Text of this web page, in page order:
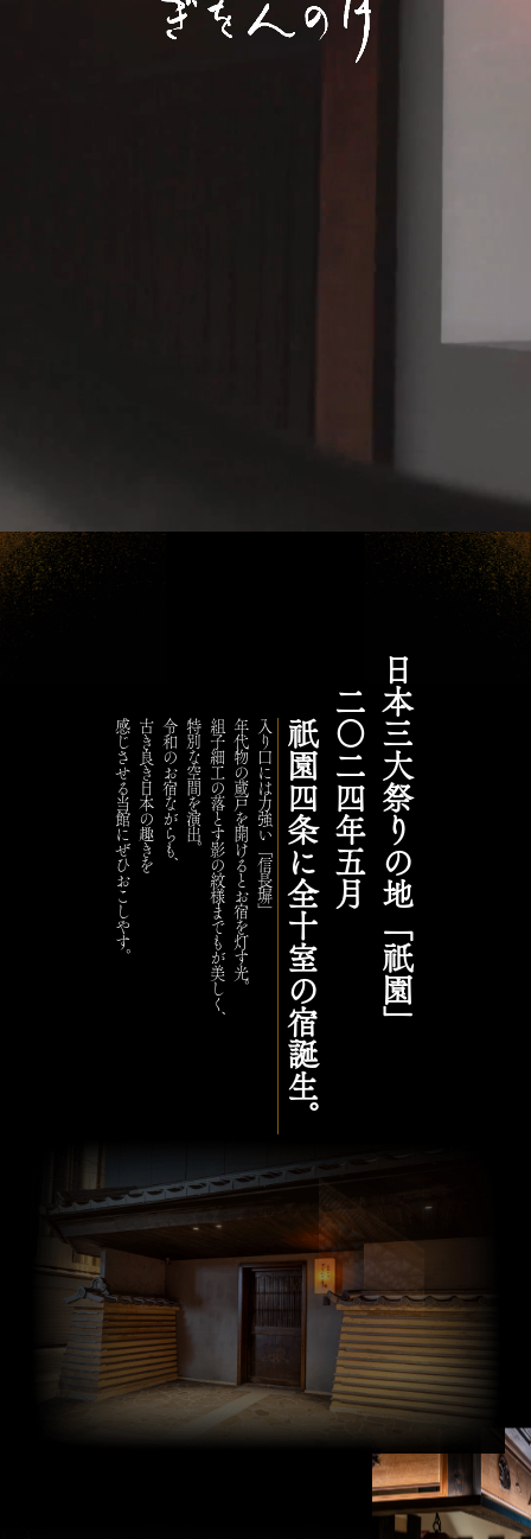
日本三大祭りの地「祇園」
二〇二四年五月
祇園四条に全十室の宿誕生。
入り口には力強い「信長塀」
年代物の蔵戸を開けるとお宿を灯す光。
組子細工の落とす影の紋様までもが美しく、
特別な空間を演出。
令和のお宿ながらも、
古き良き日本の趣きを
感じさせる当館にぜひおこしやす。